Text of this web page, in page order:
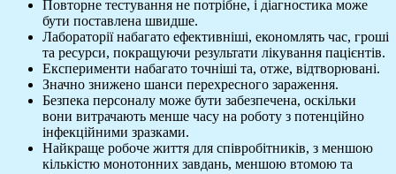
Повторне тестування не потрібне, і діагностика може
бути поставлена ​​швидше.
Лабораторії набагато ефективніші, економлять час, гроші
та ресурси, покращуючи результати лікування пацієнтів.
Експерименти набагато точніші та, отже, відтворювані.
Значно знижено шанси перехресного зараження.
Безпека персоналу може бути забезпечена, оскільки
вони витрачають менше часу на роботу з потенційно
інфекційними зразками.
Найкраще робоче життя для співробітників, з меншою
кількістю монотонних завдань, меншою втомою та